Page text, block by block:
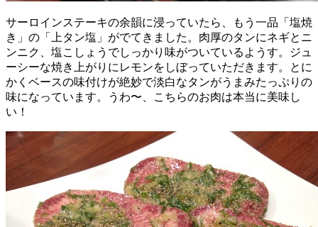
サーロインステーキの余韻に浸っていたら、もう一品「塩焼
き」の「上タン塩」がでてきました。肉厚のタンにネギとニ
ンニク、塩こしょうでしっかり味がついているようす。ジュ
ーシーな焼き上がりにレモンをしぼっていただきます。とに
かくベースの味付けが絶妙で淡白なタンがうまみたっぷりの
味になっています。うわ〜、こちらのお肉は本当に美味し
い！